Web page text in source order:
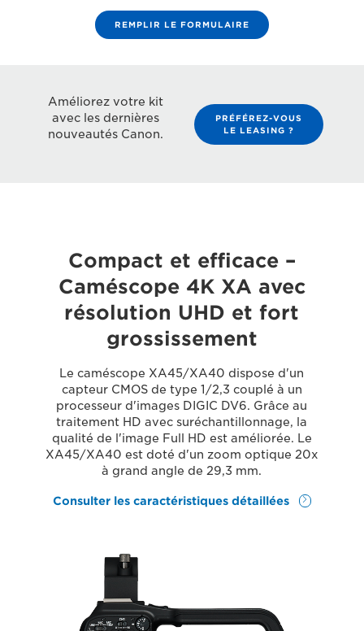
REMPLIR LE FORMULAIRE
Améliorez votre kit
avec les dernières
nouveautés Canon.
PRÉFÉREZ-VOUS
LE LEASING ?
Compact et efficace –
Caméscope 4K XA avec
résolution UHD et fort
grossissement
Le caméscope XA45/XA40 dispose d'un
capteur CMOS de type 1/2,3 couplé à un
processeur d'images DIGIC DV6. Grâce au
traitement HD avec suréchantillonnage, la
qualité de l'image Full HD est améliorée. Le
XA45/XA40 est doté d'un zoom optique 20x
à grand angle de 29,3 mm.
Consulter les caractéristiques détaillées